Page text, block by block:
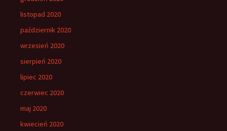
listopad 2020
październik 2020
wrzesień 2020
sierpień 2020
lipiec 2020
czerwiec 2020
maj 2020
kwiecień 2020